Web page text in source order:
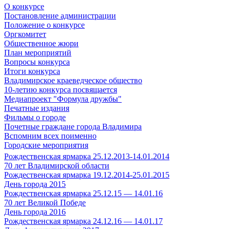
О конкурсе
Постановление администрации
Положение о конкурсе
Оргкомитет
Общественное жюри
План мероприятий
Вопросы конкурса
Итоги конкурса
Владимирское краеведческое общество
10-летию конкурса посвящается
Медиапроект "Формула дружбы"
Печатные издания
Фильмы о городе
Почетные граждане города Владимира
Вспомним всех поименно
Городские мероприятия
Рождественская ярмарка 25.12.2013-14.01.2014
70 лет Владимирской области
Рождественская ярмарка 19.12.2014-25.01.2015
День города 2015
Рождественская ярмарка 25.12.15 — 14.01.16
70 лет Великой Победе
День города 2016
Рождественская ярмарка 24.12.16 — 14.01.17